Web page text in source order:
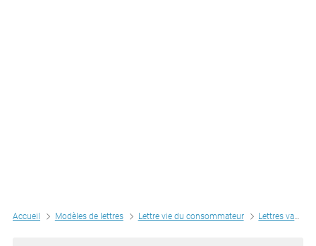
Accueil Modèles de lettres Lettre vie du consommateur Lettres vacances - voyage